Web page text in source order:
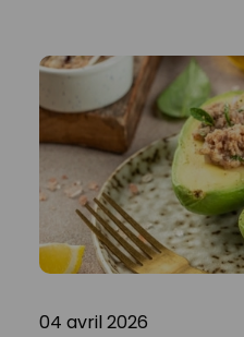
04 avril 2026